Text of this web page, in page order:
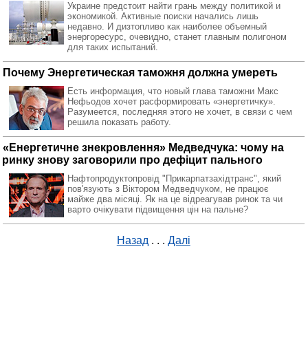
Украине предстоит найти грань между политикой и
экономикой. Активные поиски начались лишь
недавно. И дизтопливо как наиболее объемный
энергоресурс, очевидно, станет главным полигоном
для таких испытаний.
Почему Энергетическая таможня должна умереть
Есть информация, что новый глава таможни Макс
Нефьодов хочет расформировать «энергетичку».
Разумеется, последняя этого не хочет, в связи с чем
решила показать работу.
«Енергетичне знекровлення» Медведчука: чому на
ринку знову заговорили про дефіцит пального
Нафтопродуктопровід "Прикарпатзахідтранс", який
пов'язують з Віктором Медведчуком, не працює
майже два місяці. Як на це відреагував ринок та чи
варто очікувати підвищення цін на пальне?
Назад . . . Далі